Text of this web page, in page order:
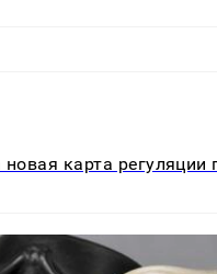
карта регуляции